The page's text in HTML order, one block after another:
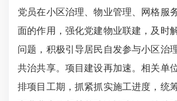
党员在小区治理、物业管理、网格服
面的作用，强化党建物业联建，及时
问题，积极引导居民自发参与小区治
共治共享。项目建设再加速。相关单
排项目工期，抓紧抓实施工进度，统